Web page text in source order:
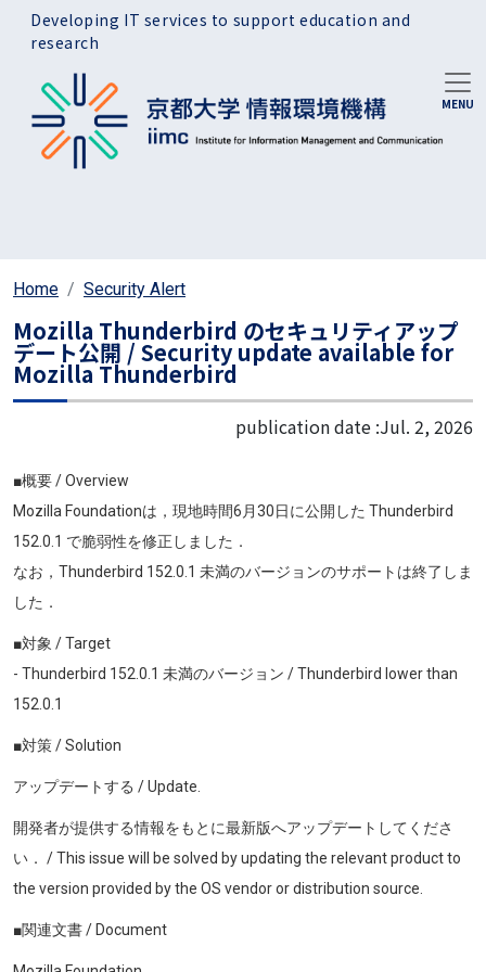
Skip to main content
Developing IT services to support education and
research
Home Security Alert
Mozilla Thunderbird のセキュリティアップ
デート公開 / Security update available for
Mozilla Thunderbird
publication date :Jul. 2, 2026
■概要 / Overview
Mozilla Foundationは，現地時間6月30日に公開した Thunderbird
152.0.1 で脆弱性を修正しました．
なお，Thunderbird 152.0.1 未満のバージョンのサポートは終了しま
した．
■対象 / Target
- Thunderbird 152.0.1 未満のバージョン / Thunderbird lower than
152.0.1
■対策 / Solution
アップデートする / Update.
開発者が提供する情報をもとに最新版へアップデートしてくださ
い． / This issue will be solved by updating the relevant product to
the version provided by the OS vendor or distribution source.
■関連文書 / Document